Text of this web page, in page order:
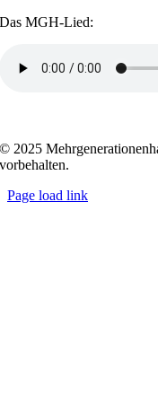
Das MGH-Lied:
© 2025
vorbehalten.
Page load link